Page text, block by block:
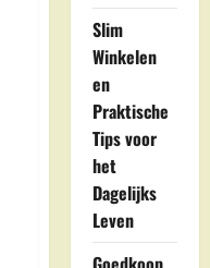
Slim
Winkelen
en
Praktische
Tips voor
het
Dagelijks
Leven